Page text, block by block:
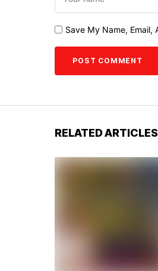
Save My Name, Email,
RELATED ARTICLES